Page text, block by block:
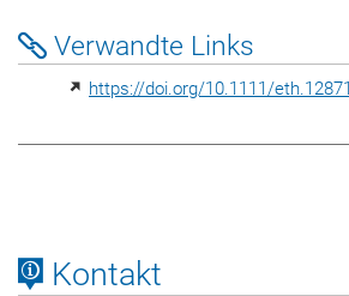
Verwandte Links
https://doi.org/10.1111/eth.12871
Kontakt